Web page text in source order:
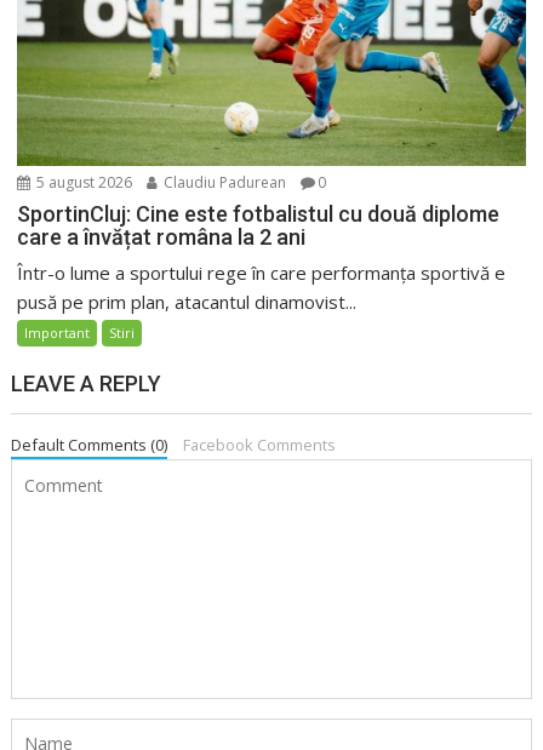
5 august 2026 Claudiu Padurean 0
SportinCluj: Cine este fotbalistul cu două diplome
care a învățat româna la 2 ani
Într-o lume a sportului rege în care performanța sportivă e
pusă pe prim plan, atacantul dinamovist...
Important Stiri
LEAVE A REPLY
Default Comments (0) Facebook Comments